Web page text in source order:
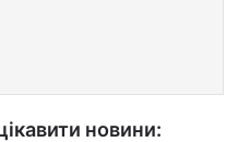
новини: